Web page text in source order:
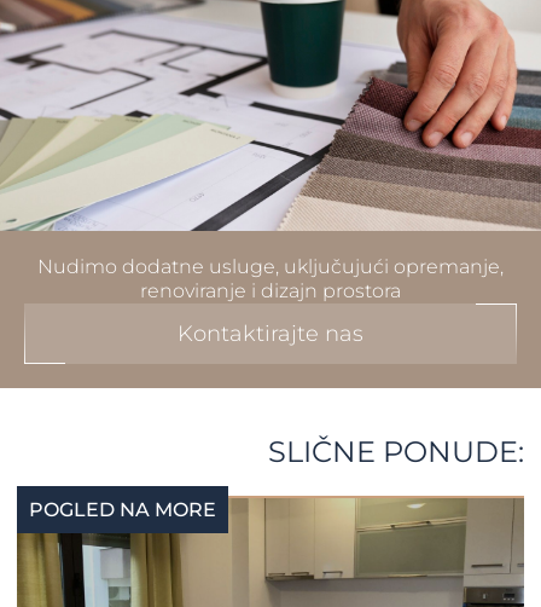
Nudimo dodatne usluge, uključujući opremanje,
renoviranje i dizajn prostora
Kontaktirajte nas
SLIČNE PONUDE:
POGLED NA MORE